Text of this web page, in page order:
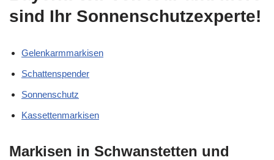
sind Ihr Sonnenschutzexperte!
Gelenkarmmarkisen
Schattenspender
Sonnenschutz
Kassettenmarkisen
Markisen in Schwanstetten und